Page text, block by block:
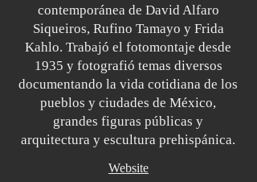
contemporánea de David Alfaro
Siqueiros, Rufino Tamayo y Frida
Kahlo. Trabajó el fotomontaje desde
1935 y fotografió temas diversos
documentando la vida cotidiana de los
pueblos y ciudades de México,
grandes figuras públicas y
arquitectura y escultura prehispánica.
Website